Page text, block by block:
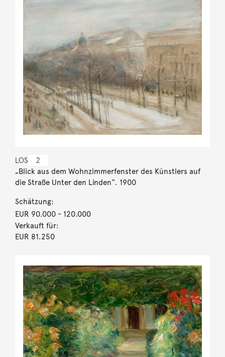
LOS 2
„Blick aus dem Wohnzimmerfenster des Künstlers auf
die Straße Unter den Linden“. 1900
Schätzung:
EUR 90.000- 120.000
Verkauft für:
EUR 81.250